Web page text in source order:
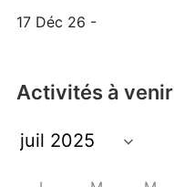
17 Déc 26 -
Activités à venir